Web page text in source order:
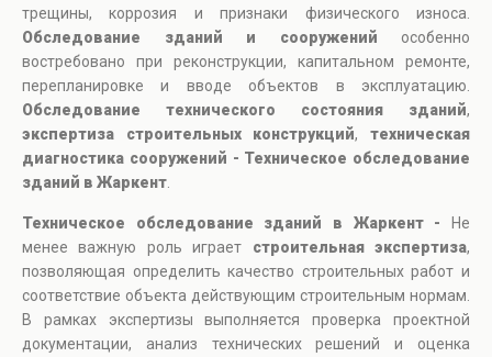
трещины, коррозия и признаки физического износа.
Обследование зданий и сооружений особенно
востребовано при реконструкции, капитальном ремонте,
перепланировке и вводе объектов в эксплуатацию.
Обследование технического состояния зданий,
экспертиза строительных конструкций,техническая
диагностика сооружений - Техническое обследование
зданий в Жаркент
Техническое обследование зданий в Жаркент -
Не
менее важную роль играет строительная экспертиза,
позволяющая определить качество строительных работ и
соответствие объекта действующим строительным нормам.
В рамках экспертизы выполняется проверка проектной
документации, анализ технических решений и оценка